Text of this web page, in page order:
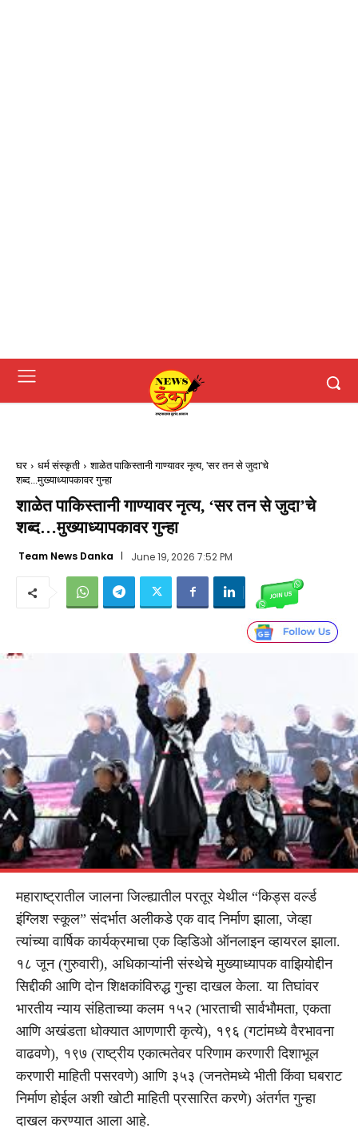
घर धर्म संस्कृती
शाळेत पाकिस्तानी गाण्यावर नृत्य, 'सर तन से जुदा'चे
शब्द...मुख्याध्यापकावर गुन्हा
शाळेत पाकिस्तानी गाण्यावर नृत्य, ‘सर तन से जुदा’चे
शब्द…मुख्याध्यापकावर गुन्हा
Team News Danka June 19, 2026 7:52 PM
महाराष्ट्रातील जालना जिल्ह्यातील परतूर येथील “किड्स वर्ल्ड
इंग्लिश स्कूल” संदर्भात अलीकडे एक वाद निर्माण झाला, जेव्हा
त्यांच्या वार्षिक कार्यक्रमाचा एक व्हिडिओ ऑनलाइन व्हायरल झाला.
१८ जून (गुरुवारी), अधिकाऱ्यांनी संस्थेचे मुख्याध्यापक वाझियोद्दीन
सिद्दीकी आणि दोन शिक्षकांविरुद्ध गुन्हा दाखल केला. या तिघांवर
भारतीय न्याय संहिताच्या कलम १५२ (भारताची सार्वभौमता, एकता
आणि अखंडता धोक्यात आणणारी कृत्ये), १९६ (गटांमध्ये वैरभावना
वाढवणे), १९७ (राष्ट्रीय एकात्मतेवर परिणाम करणारी दिशाभूल
करणारी माहिती पसरवणे) आणि ३५३ (जनतेमध्ये भीती किंवा घबराट
निर्माण होईल अशी खोटी माहिती प्रसारित करणे) अंतर्गत गुन्हा
दाखल करण्यात आला आहे.